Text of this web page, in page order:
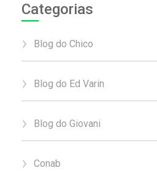
Categorias
Blog do Chico
Blog do Ed Varin
Blog do Giovani
Conab